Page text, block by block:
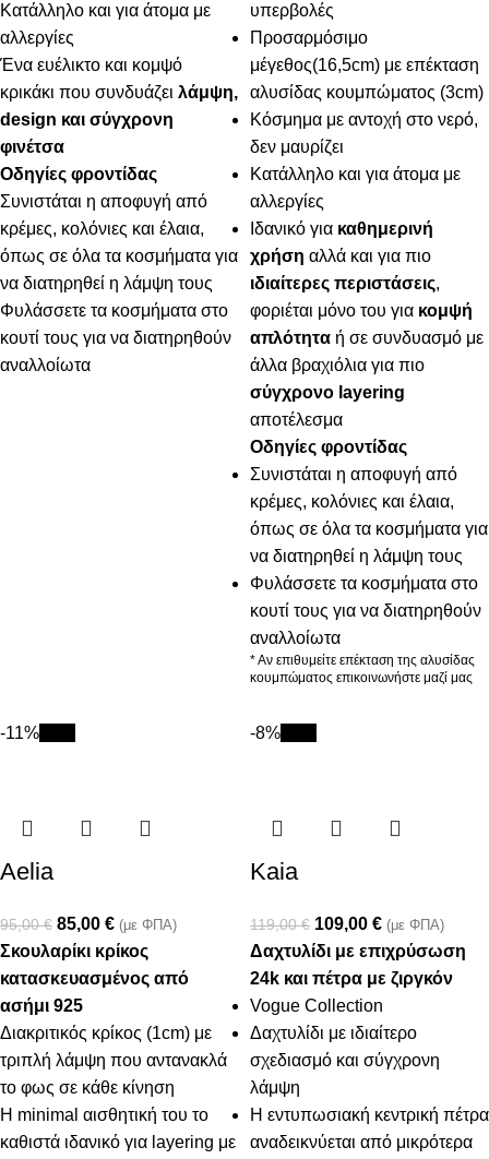
Κατάλληλο και για άτομα με
αλλεργίες
Ένα ευέλικτο και κομψό
κρικάκι που συνδυάζει λάμψη,
design και σύγχρονη
φινέτσα
Οδηγίες φροντίδας
Συνιστάται η αποφυγή από
κρέμες, κολόνιες και έλαια,
όπως σε όλα τα κοσμήματα για
να διατηρηθεί η λάμψη τους
Φυλάσσετε τα κοσμήματα στο
κουτί τους για να διατηρηθούν
αναλλοίωτα
υπερβολές
Προσαρμόσιμο
μέγεθος(16,5cm) με επέκταση
αλυσίδας κουμπώματος (3cm)
Κόσμημα με αντοχή στο νερό,
δεν μαυρίζει
Κατάλληλο και για άτομα με
αλλεργίες
Ιδανικό για καθημερινή
χρήση αλλά και για πιο
ιδιαίτερες περιστάσεις,
φοριέται μόνο του για κομψή
απλότητα ή σε συνδυασμό με
άλλα βραχιόλια για πιο
σύγχρονο layering
αποτέλεσμα
Οδηγίες φροντίδας
Συνιστάται η αποφυγή από
κρέμες, κολόνιες και έλαια,
όπως σε όλα τα κοσμήματα για
να διατηρηθεί η λάμψη τους
Φυλάσσετε τα κοσμήματα στο
κουτί τους για να διατηρηθούν
αναλλοίωτα
* Αν επιθυμείτε επέκταση της αλυσίδας
κουμπώματος επικοινωνήστε μαζί μας
-11%
Aelia
95,00€ 85,00 € (με ΦΠΑ)
Σκουλαρίκι κρίκος
κατασκευασμένος από
ασήμι 925
Διακριτικός κρίκος (1cm) με
τριπλή λάμψη που αντανακλά
το φως σε κάθε κίνηση
Η minimal αισθητική του το
καθιστά ιδανικό για layering με
-8%
Kaia
119,00€ 109,00 € (με ΦΠΑ)
Δαχτυλίδι με επιχρύσωση
24k και πέτρα με ζιργκόν
Vogue Collection
Δαχτυλίδι με ιδιαίτερο
σχεδιασμό και σύγχρονη
λάμψη
Η εντυπωσιακή κεντρική πέτρα
αναδεικνύεται από μικρότερα